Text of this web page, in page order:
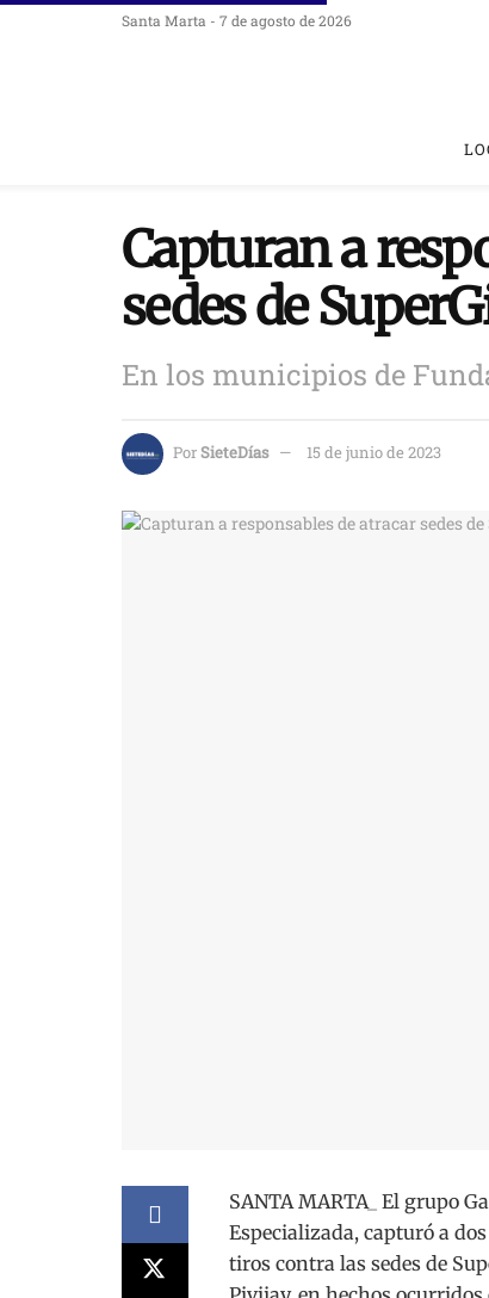
Santa Marta - 7 de agosto de 2026
Capturan a
sedes de
En los municipios de
PorSieteDías 15 de junio de 2023
SANTA MARTA_ El grupo
Especializada, capturó a
tiros contra las sedes de